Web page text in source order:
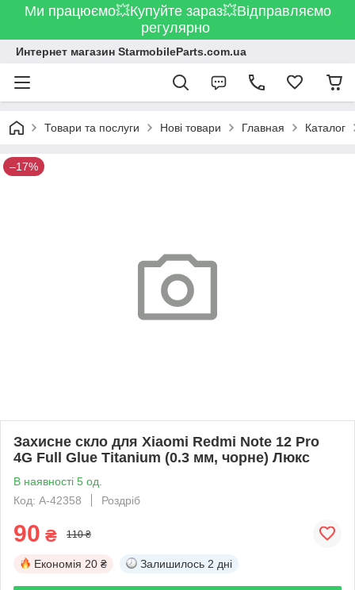
Ми працюємо💥Купуйте зараз💥Відправляємо
регулярно
Интернет магазин StarmobileParts.com.ua
Товари та послуги Нові товари Главная Каталог
–17%
Захисне скло для Xiaomi Redmi Note 12 Pro
4G Full Glue Titanium (0.3 мм, чорне) Люкс
В наявності 5 од.
Код: A-42358
Роздріб
90 ₴ 110 ₴
Економія 20 ₴ Залишилось 2 дні